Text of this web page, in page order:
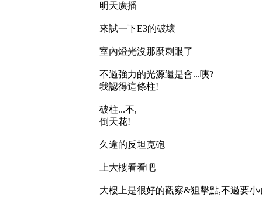
明天廣播
來試一下E3的破壞
室內燈光沒那麼刺眼了
不過強力的光源還是會...咦?
我認得這條柱!
破柱...不,
倒天花!
久違的反坦克砲
上大樓看看吧
大樓上是很好的觀察&狙擊點,不過要